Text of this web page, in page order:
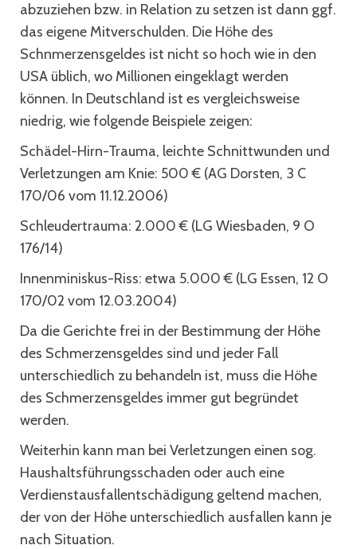
abzuziehen bzw. in Relation zu setzen ist dann ggf.
das eigene Mitverschulden. Die Höhe des
Schnmerzensgeldes ist nicht so hoch wie in den
USA üblich, wo Millionen eingeklagt werden
können. In Deutschland ist es vergleichsweise
niedrig, wie folgende Beispiele zeigen:
Schädel-Hirn-Trauma, leichte Schnittwunden und
Verletzungen am Knie: 500 € (AG Dorsten, 3 C
170/06 vom 11.12.2006)
Schleudertrauma: 2.000 € (LG Wiesbaden, 9 O
176/14)
Innenminiskus-Riss: etwa 5.000 € (LG Essen, 12 O
170/02 vom 12.03.2004)
Da die Gerichte frei in der Bestimmung der Höhe
des Schmerzensgeldes sind und jeder Fall
unterschiedlich zu behandeln ist, muss die Höhe
des Schmerzensgeldes immer gut begründet
werden.
Weiterhin kann man bei Verletzungen einen sog.
Haushaltsführungsschaden oder auch eine
Verdienstausfallentschädigung geltend machen,
der von der Höhe unterschiedlich ausfallen kann je
nach Situation.